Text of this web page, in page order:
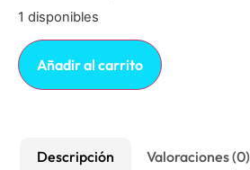
1 disponibles
Añadir al carrito
Descripción Valoraciones (0)